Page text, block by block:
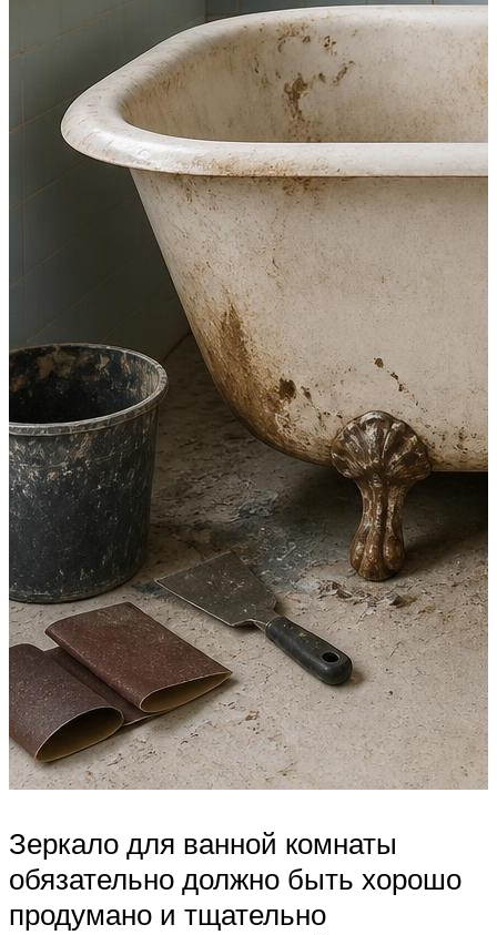
Зеркало для ванной комнаты
обязательно должно быть хорошо
продумано и тщательно